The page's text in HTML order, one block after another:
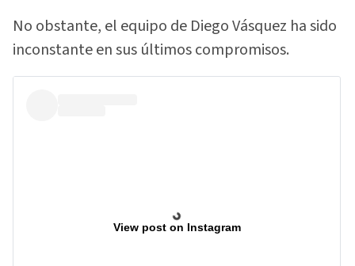
No obstante, el equipo de Diego Vásquez ha sido
inconstante en sus últimos compromisos.
View post on Instagram